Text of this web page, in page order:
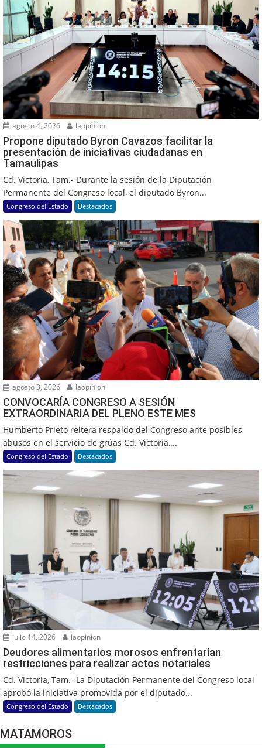
agosto 4, 2026 laopinion
Propone diputado Byron Cavazos facilitar la
presentación de iniciativas ciudadanas en
Tamaulipas
Cd. Victoria, Tam.- Durante la sesión de la Diputación
Permanente del Congreso local, el diputado Byron...
Congreso del Estado Destacados
agosto 3, 2026 laopinion
CONVOCARÍA CONGRESO A SESIÓN
EXTRAORDINARIA DEL PLENO ESTE MES
Humberto Prieto reitera respaldo del Congreso ante posibles
abusos en el servicio de grúas Cd. Victoria,...
Congreso del Estado Destacados
julio 14, 2026 laopinion
Deudores alimentarios morosos enfrentarían
restricciones para realizar actos notariales
Cd. Victoria, Tam.- La Diputación Permanente del Congreso local
aprobó la iniciativa promovida por el diputado...
Congreso del Estado Destacados
MATAMOROS